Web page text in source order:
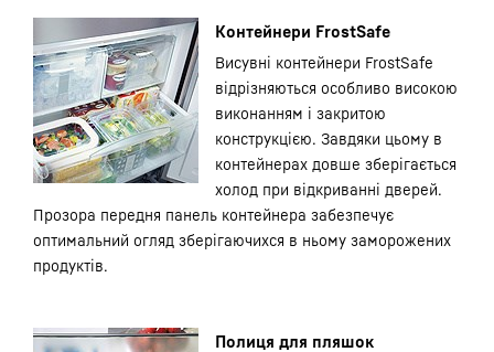
Контейнери FrostSafe
Висувні контейнери FrostSafe
відрізняються особливо високою
виконанням і закритою
конструкцією. Завдяки цьому в
контейнерах довше зберігається
холод при відкриванні дверей.
Прозора передня панель контейнера забезпечує
оптимальний огляд зберігаючихся в ньому заморожених
продуктів.
Полиця для пляшок